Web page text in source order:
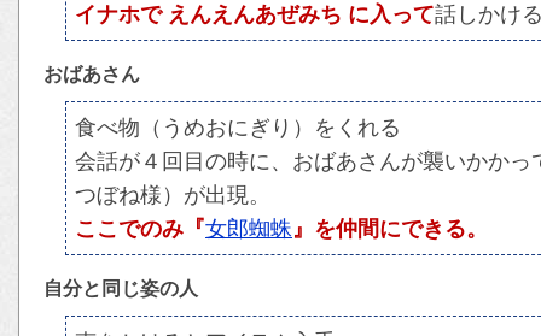
イナホで えんえんあぜみち に入って話しかけ
おばあさん
食べ物（うめおにぎり）をくれる
会話が４回目の時に、おばあさんが襲いかか
つぼね様）が出現。
ここでのみ『女郎蜘蛛 』を仲間にできる。
自分と同じ姿の人